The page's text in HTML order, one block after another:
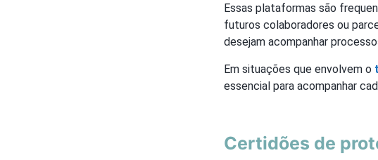
Essas plataformas são
futuros colaboradores ou
desejam acompanhar
Em situações que envolvem o
essencial para acompanhar
Certidões de